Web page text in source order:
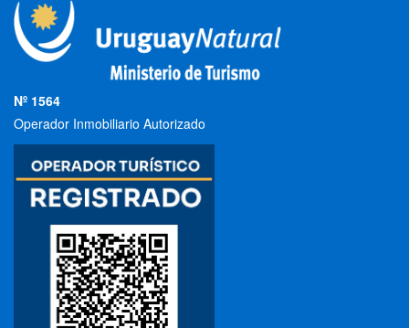
Nº 1564
Operador Inmobiliario Autorizado